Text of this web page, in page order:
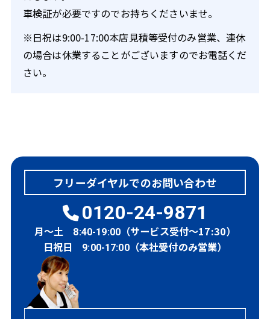
車検証が必要ですのでお持ちくださいませ。
※日祝は9:00-17:00本店見積等受付のみ営業、連休
の場合は休業することがございますのでお電話くだ
さい。
フリーダイヤルでのお問い合わせ
0120-24-9871
月～土 8:40-19:00 （サービス受付～17:30）
日祝日
9:00-17:00（本社受付のみ営業）